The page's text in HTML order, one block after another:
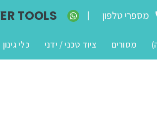
TOOLS | מספרי טלפון
מסורים ציוד טכני / ידני כלי גינון